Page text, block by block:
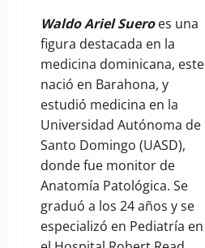
Waldo Ariel Sueroes una
figura destacada en la
medicina dominicana, este
nació en Barahona, y
estudió medicina en la
Universidad Autónoma de
Santo Domingo (UASD),
donde fue monitor de
Anatomía Patológica. Se
graduó a los 24 años y se
especializó en Pediatría en